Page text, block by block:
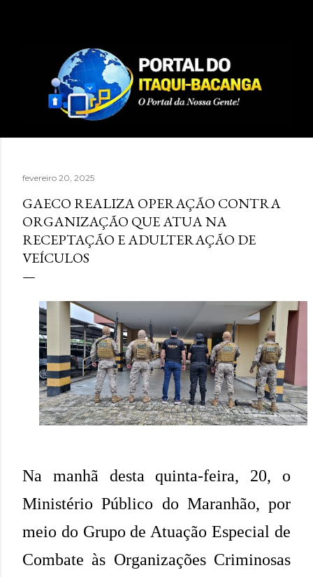
fevereiro 20, 2025
GAECO REALIZA OPERAÇÃO CONTRA
ORGANIZAÇÃO QUE ATUA NA
RECEPTAÇÃO E ADULTERAÇÃO DE
VEÍCULOS
Na manhã desta quinta-feira, 20, o
Ministério Público do Maranhão, por
meio do Grupo de Atuação Especial de
Combate às Organizações Criminosas